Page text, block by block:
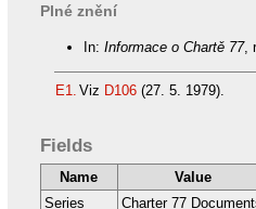
Plné znění
In: Informace o Chartě 77,
E1. Viz D106(27. 5. 1979).
Fields
Name
Value
Series
Charter 77